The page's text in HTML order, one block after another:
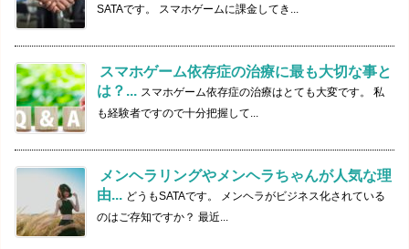
SATAです。 スマホゲームに課金してき...
スマホゲーム依存症の治療に最も大切な事と
は？... スマホゲーム依存症の治療はとても大変です。 私
も経験者ですので十分把握して...
メンヘラリングやメンヘラちゃんが人気な理
由... どうもSATAです。 メンヘラがビジネス化されている
のはご存知ですか？ 最近...